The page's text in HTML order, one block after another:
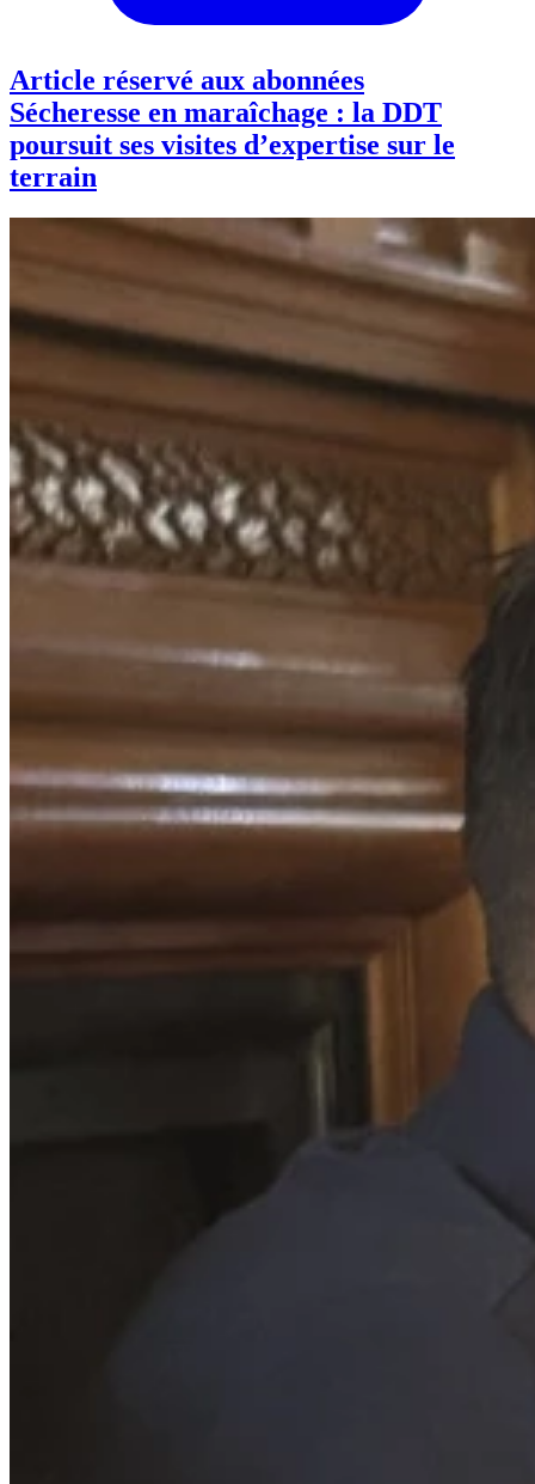
Article réservé aux abonnées
Sécheresse en maraîchage : la DDT
poursuit ses visites d’expertise sur le
terrain